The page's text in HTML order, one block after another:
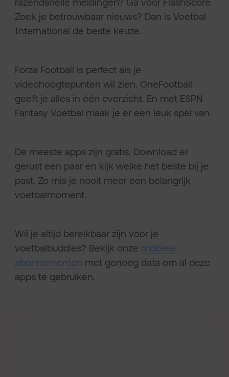
razendsnelle meldingen? Ga voor FlashScore.
Zoek je betrouwbaar nieuws? Dan is Voetbal
International de beste keuze.
Forza Football is perfect als je
videohoogtepunten wil zien. OneFootball
geeft je alles in één overzicht. En met ESPN
Fantasy Voetbal maak je er een leuk spel van.
De meeste apps zijn gratis. Download er
gerust een paar en kijk welke het beste bij je
past. Zo mis je nooit meer een belangrijk
voetbalmoment.
Wil je altijd bereikbaar zijn voor je
voetbalbuddies? Bekijk onze mobiele
abonnementen met genoeg data om al deze
apps te gebruiken.